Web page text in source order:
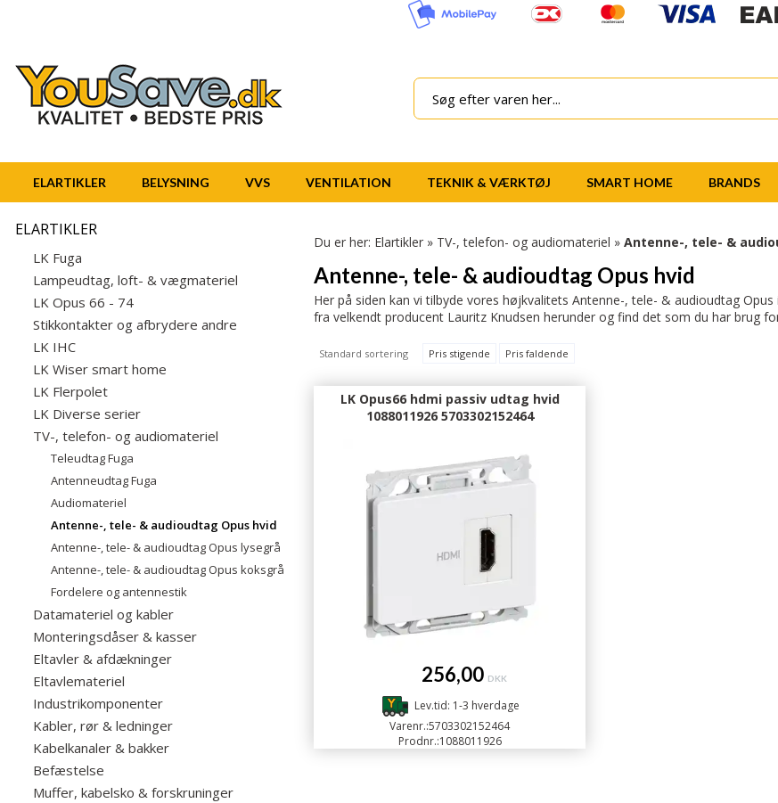
ELARTIKLER BELYSNING VVS VENTILATION TEKNIK & VÆRKTØJ SMART HOME BRANDS
ELARTIKLER
LK Fuga
Lampeudtag, loft- & vægmateriel
LK Opus 66 - 74
Stikkontakter og afbrydere andre
LK IHC
LK Wiser smart home
LK Flerpolet
LK Diverse serier
TV-, telefon- og audiomateriel
Teleudtag Fuga
Antenneudtag Fuga
Audiomateriel
Antenne-, tele- & audioudtag Opus hvid
Antenne-, tele- & audioudtag Opus lysegrå
Antenne-, tele- & audioudtag Opus koksgrå
Fordelere og antennestik
Datamateriel og kabler
Monteringsdåser & kasser
Eltavler & afdækninger
Eltavlemateriel
Industrikomponenter
Kabler, rør & ledninger
Kabelkanaler & bakker
Befæstelse
Muffer, kabelsko & forskruninger
Du er her: Elartikler » TV-, telefon- og audiomateriel » Antenne-, tele- &
Antenne-, tele- & audioudtag Opus hvid
Her på siden kan vi tilbyde vores højkvalitets Antenne-, tele- & audioudtag
fra velkendt producent Lauritz Knudsen herunder og find det som du har brug
Standard sortering Pris stigende Pris faldende
LK Opus66 hdmi passiv udtag hvid
1088011926 5703302152464
256,00 DKK
Lev.tid: 1-3 hverdage
Varenr.:5703302152464
Prodnr.:1088011926